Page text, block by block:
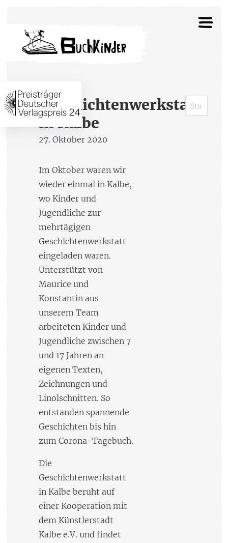
Geschichtenwerkstatt
in Kalbe
27. Oktober 2020
Im Oktober waren wir
wieder einmal in Kalbe,
wo Kinder und
Jugendliche zur
mehrtägigen
Geschichtenwerkstatt
eingeladen waren.
Unterstützt von
Maurice und
Konstantin aus
unserem Team
arbeiteten Kinder und
Jugendliche zwischen 7
und 17 Jahren an
eigenen Texten,
Zeichnungen und
Linolschnitten. So
entstanden spannende
Geschichten bis hin
zum Corona-Tagebuch.
Die
Geschichtenwerkstatt
in Kalbe beruht auf
einer Kooperation mit
dem Künstlerstadt
Kalbe e.V. und findet